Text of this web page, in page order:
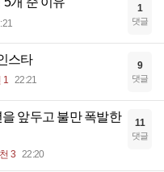
1
댓글
스타
1 22:21
9
댓글
앞두고 불만 폭발한
3 22:20
11
댓글